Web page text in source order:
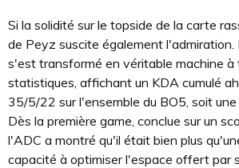
Si la solidité sur le topside de la carte
de Peyz suscite également l'admiration.
s'est transformé en véritable machine à
statistiques, affichant un KDA cumulé
35/5/22 sur l'ensemble du BO5, soit
Dès la première game, conclue sur un
l'ADC a montré qu'il était bien plus
capacité à optimiser l'espace offert par